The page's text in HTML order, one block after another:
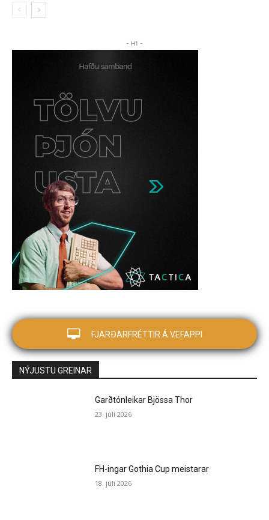
- H1 -
FJARÐARFRÉTTIR Á VEFAPPI
NÝJUSTU GREINAR
Garðtónleikar Bjössa Thor
23. júlí 2026
FH-ingar Gothia Cup meistarar
18. júlí 2026